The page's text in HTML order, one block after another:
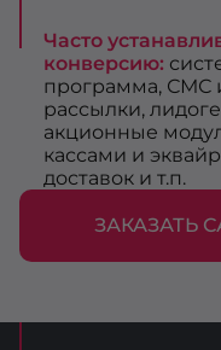
Часто
конверсию:
программа, СМС
рассылки,
акционные
кассами и
доставок и т.п.
ЗАКАЗАТЬ